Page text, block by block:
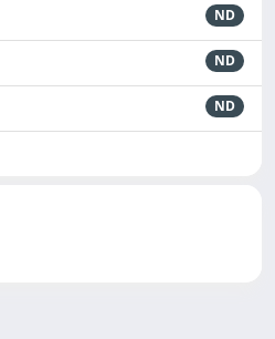
ND
ND
ND